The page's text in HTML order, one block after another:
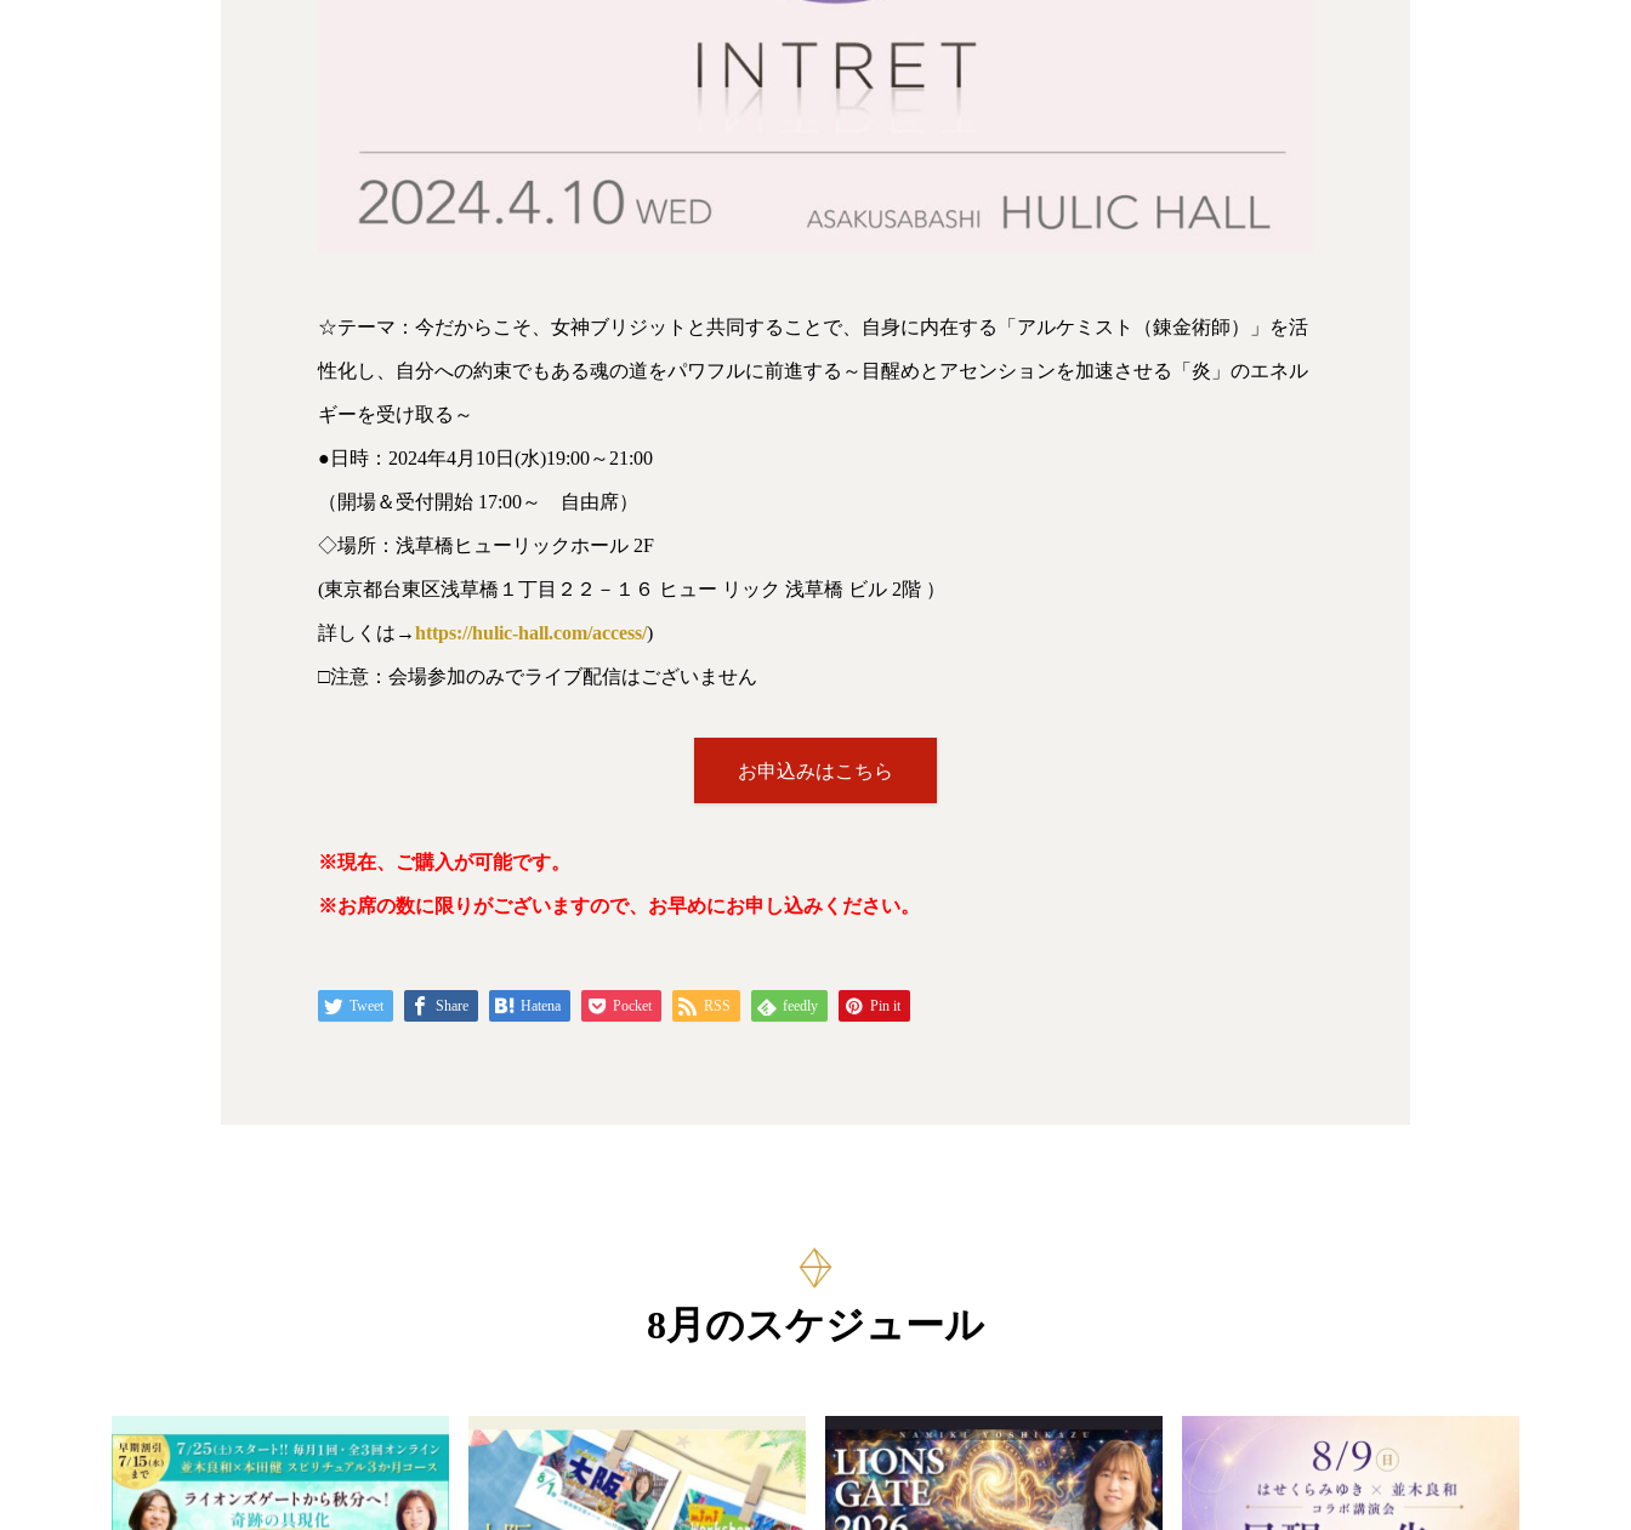
☆テーマ：今だからこそ、女神ブリジットと共同することで、自身に内在する「アルケミスト（錬金術師）」を活
性化し、自分への約束でもある魂の道をパワフルに前進する～目醒めとアセンションを加速させる「炎」のエネル
ギーを受け取る～
●日時：2024年4月10日(水)19:00～21:00
（開場＆受付開始 17:00～ 自由席）
◇場所：浅草橋ヒューリックホール 2F
(東京都台東区浅草橋１丁目２２－１６ ヒュー リック 浅草橋 ビル 2階 ）
詳しくは→https://hulic-hall.com/access/)
□注意：会場参加のみでライブ配信はございません
お申込みはこちら
※現在、ご購入が可能です。
※お席の数に限りがございますので、お早めにお申し込みください。
Tweet Share Hatena Pocket RSS feedly Pin it
8月のスケジュール